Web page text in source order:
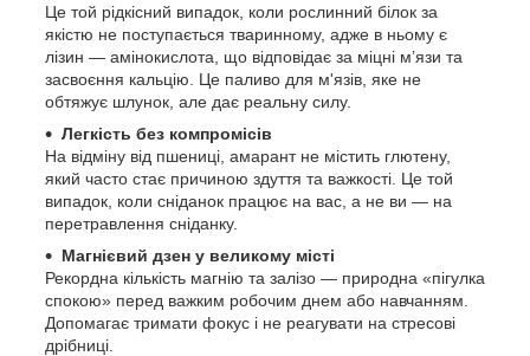
Це той рідкісний випадок, коли рослинний білок за
якістю не поступається тваринному, адже в ньому є
лізин — амінокислота, що відповідає за міцні м’язи та
засвоєння кальцію. Це паливо для м'язів, яке не
обтяжує шлунок, але дає реальну силу.
Легкість без компромісів
На відміну від пшениці, амарант не містить глютену,
який часто стає причиною здуття та важкості. Це той
випадок, коли сніданок працює на вас, а не ви — на
перетравлення сніданку.
Магнієвий дзен у великому місті
Рекордна кількість магнію та залізо — природна «пігулка
спокою» перед важким робочим днем або навчанням.
Допомагає тримати фокус і не реагувати на стресові
дрібниці.